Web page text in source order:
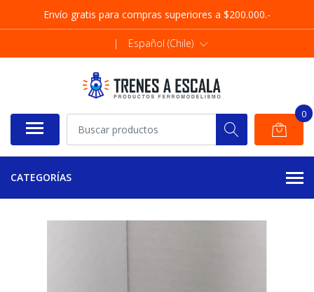
Envío gratis para compras superiores a $200.000.-
| Español (Chile)
0
CATEGORÍAS